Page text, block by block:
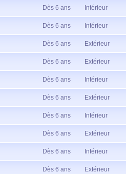
Dès 6 ans Intérieur
Dès 6 ans Intérieur
Dès 6 ans Extérieur
Dès 6 ans Extérieur
Dès 6 ans Intérieur
Dès 6 ans Extérieur
Dès 6 ans Intérieur
Dès 6 ans Extérieur
Dès 6 ans Intérieur
Dès 6 ans Extérieur